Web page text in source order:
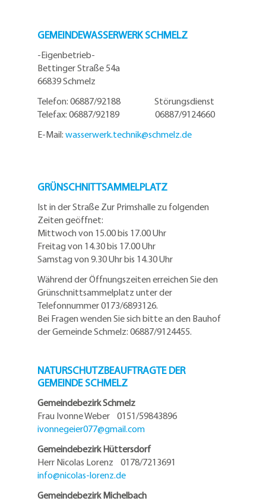
GEMEINDEWASSERWERK SCHMELZ
-Eigenbetrieb-
Bettinger Straße 54a
66839 Schmelz
Telefon: 06887/92188 Störungsdienst
Telefax: 06887/92189 06887/9124660
E-Mail: wasserwerk.technik@schmelz.de
GRÜNSCHNITTSAMMELPLATZ
Ist in der Straße Zur Primshalle zu folgenden
Zeiten geöffnet:
Mittwoch von 15.00 bis 17.00 Uhr
Freitag von 14.30 bis 17.00 Uhr
Samstag von 9.30 Uhr bis 14.30 Uhr
Während der Öffnungszeiten erreichen Sie den
Grünschnittsammelplatz unter der
Telefonnummer 0173/6893126.
Bei Fragen wenden Sie sich bitte an den Bauhof
der Gemeinde Schmelz: 06887/9124455.
NATURSCHUTZBEAUFTRAGTE DER
GEMEINDE SCHMELZ
Gemeindebezirk Schmelz
Frau Ivonne Weber 0151/59843896
ivonnegeier077@gmail.com
Gemeindebezirk Hüttersdorf
Herr Nicolas Lorenz 0178/7213691
info@nicolas-lorenz.de
Gemeindebezirk Michelbach